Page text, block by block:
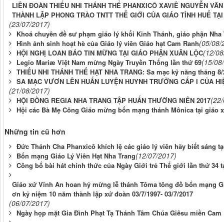
LIÊN ĐOÀN THIẾU NHI THÁNH THỂ PHANXICÔ XAVIÊ NGUYỄN
THÀNH LẬP PHONG TRÀO TNTT THẾ GIỚI CỦA GIÁO TỈNH HUẾ
(23/07/2017)
Khoá chuyên đề sư phạm giáo lý khối Kinh Thánh, giáo phận Nha
Hình ảnh sinh hoạt hè của Giáo lý viên Giáo hạt Cam Ranh(05/08/
HỘI NGHỊ LOAN BÁO TIN MỪNG TẠI GIÁO PHẬN XUÂN LỘC(12/
Legio Mariæ Việt Nam mừng Ngày Truyền Thống lần thứ 69(15/
THIẾU NHI THÁNH THỂ HẠT NHA TRANG: Sa mạc kỹ năng tháng
SA MẠC VƯƠN LÊN HUẤN LUYỆN HUYNH TRƯỞNG CẤP I CỦA
(21/08/2017)
HỘI ĐỒNG REGIA NHA TRANG TẬP HUẤN THƯỜNG NIÊN 2017
Hội các Bà Mẹ Công Giáo mừng bổn mạng thánh Mônica tại giáo
Những tin cũ hơn
Đức Thánh Cha Phanxicô khích lệ các giáo lý viên hãy biết sáng
Bổn mạng Giáo Lý Viên Hạt Nha Trang(12/07/2017)
Công bố bài hát chính thức của Ngày Giới trẻ Thế giới lần thứ 34
Giáo xứ Vĩnh An hoan hỷ mừng lễ thánh Tôma tông đồ bổn mạng
ơn kỷ niệm 10 năm thành lập xứ đoàn 03/7/1997- 03/7/2017
(06/07/2017)
Ngày họp mặt Gia Đình Phạt Tạ Thánh Tâm Chúa Giêsu miền Cam